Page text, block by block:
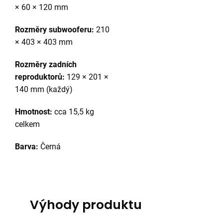
× 60 × 120 mm
Rozměry subwooferu: 210
× 403 × 403 mm
Rozměry zadních
reproduktorů: 129 × 201 ×
140 mm (každý)
Hmotnost: cca 15,5 kg
celkem
Barva: Černá
Výhody produktu